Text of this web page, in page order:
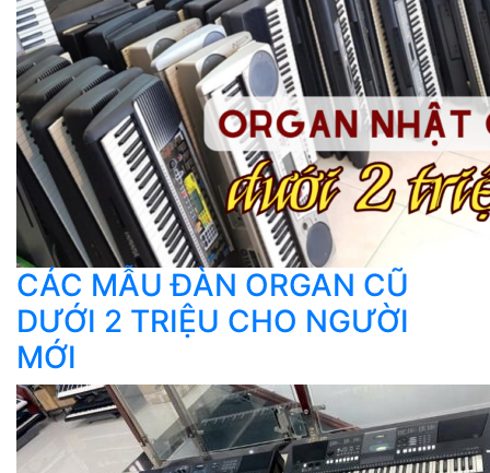
CÁC MẪU ĐÀN ORGAN CŨ
DƯỚI 2 TRIỆU CHO NGƯỜI
MỚI